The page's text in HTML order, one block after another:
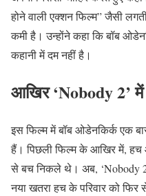
होने वाली एक्शन फिल्म” जैसी
कमी है। उन्होंने कहा कि बॉब
कहानी में दम नहीं है।
आखिर ‘Nobody 2’ में
इस फिल्म में बॉब ओडेनकिर्क एक
हैं। पिछली फिल्म के आखिर में, हच
से बच निकले थे। अब, ‘Nobody
नया खतरा हच के परिवार को फिर